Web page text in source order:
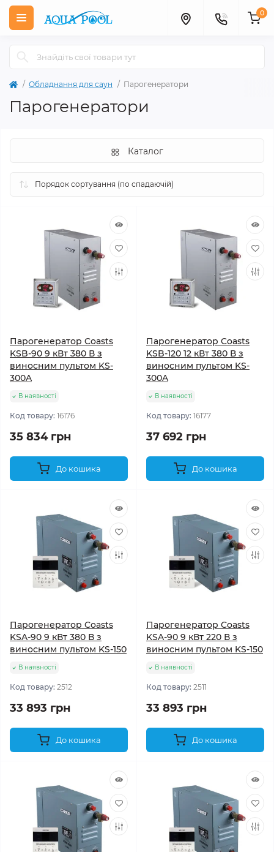
0
Обладнання для саун Парогенератори
Парогенератори
Каталог
Парогенератор Coasts
KSB-90 9 кВт 380 В з
виносним пультом KS-
300A
В наявності
Код товару: 16176
35 834 грн
До кошика
Парогенератор Coasts
KSB-120 12 кВт 380 В з
виносним пультом KS-
300A
В наявності
Код товару: 16177
37 692 грн
До кошика
Парогенератор Coasts
KSA-90 9 кВт 380 В з
виносним пультом KS-150
В наявності
Код товару: 2512
33 893 грн
До кошика
Парогенератор Coasts
KSA-90 9 кВт 220 В з
виносним пультом KS-150
В наявності
Код товару: 2511
33 893 грн
До кошика